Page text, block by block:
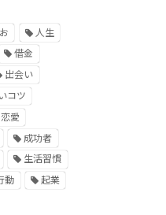
人生
借金
出会い
コツ
恋愛
成功者
生活習慣
動
起業